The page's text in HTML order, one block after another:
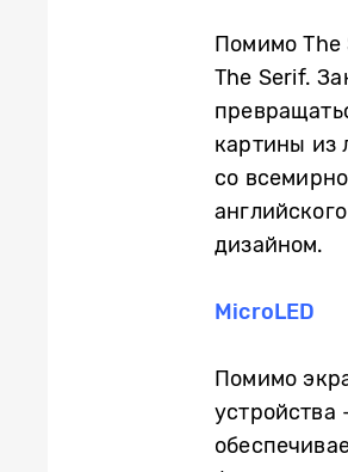
Помимо The
The Serif.
картины из
со
дизайном.
MicroLED
Помимо
устройства